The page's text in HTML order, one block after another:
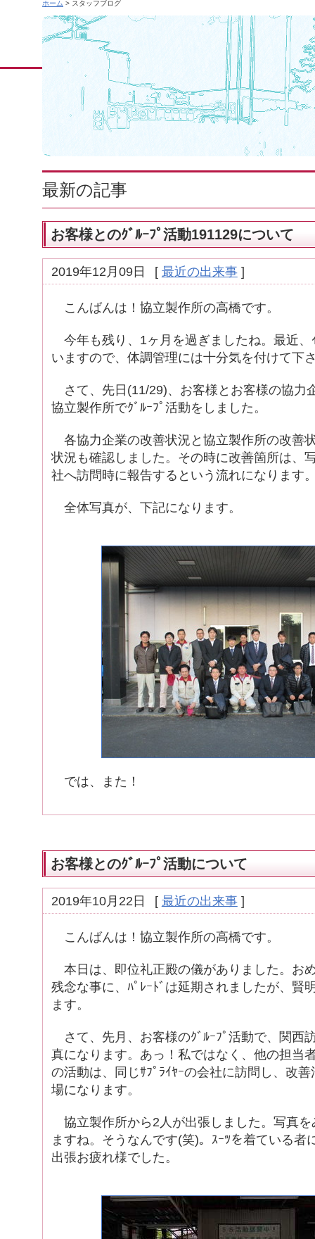
ホーム > スタッフブログ
最新の記事
お客様とのｸﾞﾙｰﾌﾟ活動191129について
2019年12月09日 [ 最近の出来事]
こんばんは！協立製作所の高橋です。
今年も残り、1ヶ月を過ぎましたね。最近、
いますので、体調管理には十分気を付けて下
さて、先日(11/29)、お客様とお客様の協力
協立製作所でｸﾞﾙｰﾌﾟ活動をしました。
各協力企業の改善状況と協立製作所の改善
状況も確認しました。その時に改善箇所は、
社へ訪問時に報告するという流れになります
全体写真が、下記になります。
では、また！
お客様とのｸﾞﾙｰﾌﾟ活動について
2019年10月22日 [ 最近の出来事]
こんばんは！協立製作所の高橋です。
本日は、即位礼正殿の儀がありました。お
残念な事に、ﾊﾟﾚｰﾄﾞは延期されましたが、賢
ます。
さて、先月、お客様のｸﾞﾙｰﾌﾟ活動で、関西
真になります。あっ！私ではなく、他の担当
の活動は、同じｻﾌﾟﾗｲﾔｰの会社に訪問し、改
場になります。
協立製作所から2人が出張しました。写真を
ますね。そうなんです(笑)。ｽｰﾂを着ている者
出張お疲れ様でした。